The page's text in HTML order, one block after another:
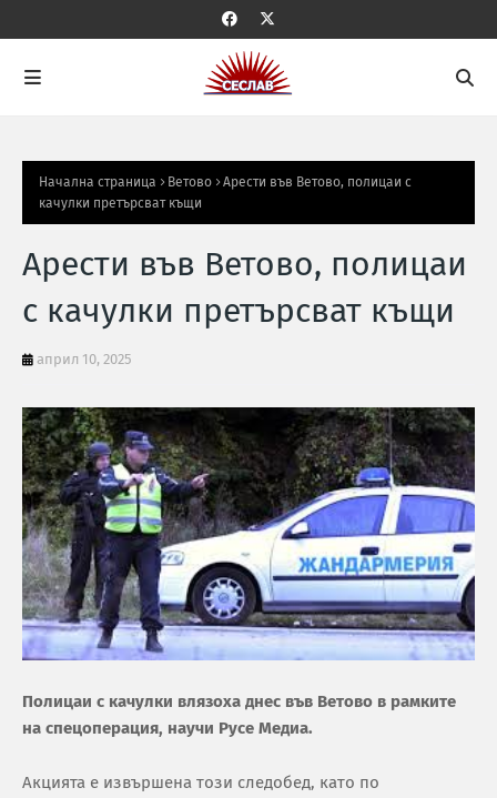
Начална страница Ветово
Арести във Ветово, полицаи с
качулки претърсват къщи
Арести във Ветово, полицаи
с качулки претърсват къщи
април 10, 2025
Полицаи с качулки влязоха днес във Ветово в рамките
на спецоперация, научи Русе Медиа.
Акцията е извършена този следобед, като по